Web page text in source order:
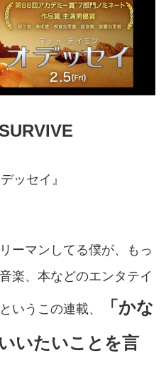
ッセイ』
ーマンしてる僕が、もっ
楽、本などのエンタテイ
いうこの連載、
「かな
いたいことを言